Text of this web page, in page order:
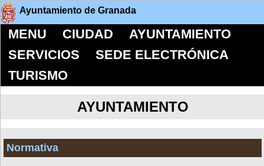
Ayuntamiento de Granada
MENU CIUDAD
AYUNTAMIENTO
SERVICIOS
SEDE ELECTRÓNICA
TURISMO
AYUNTAMIENTO
Normativa